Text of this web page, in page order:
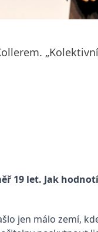
19 let. Jak
jen málo zemí,